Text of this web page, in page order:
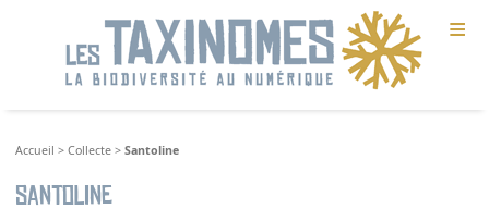
≡
Accueil >Collecte >Santoline
Santoline